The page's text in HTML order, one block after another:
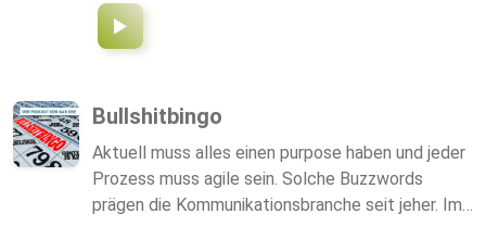
Bullshitbingo
Aktuell muss alles einen purpose haben und jeder
Prozess muss agile sein. Solche Buzzwords
prägen die Kommunikationsbranche seit jeher. Im